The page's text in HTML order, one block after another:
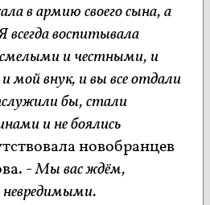
в армию своего сына, а
всегда воспитывала
и честными, и
мой внук, и вы все отдали
бы, стали
и не боялись
новобранцев
-Мы вас ждём,